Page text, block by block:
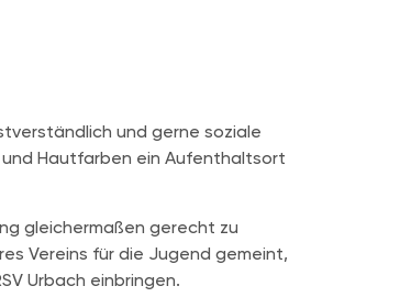
und gerne soziale
und Hautfarben ein Aufenthaltsort
gleichermaßen gerecht zu
Vereins für die Jugend gemeint,
Urbach einbringen.